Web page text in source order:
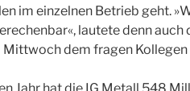
im einzelnen Betrieb geht.
lautete denn auch
Mittwoch dem fragen